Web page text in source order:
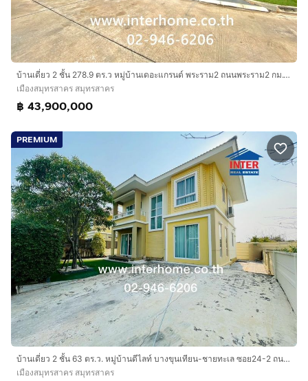
บ้านเดี่ยว 2 ชั้น 278.9 ตร.ว หมู่บ้านเดอะแกรนด์ พระราม2 ถนนพระราม2 กม.17 เมืองสมุทรสาคร สมุทรสาคร
เมืองสมุทรสาคร สมุทรสาคร
฿ 43,900,000
PREMIUM
บ้านเดี่ยว 2 ชั้น 63 ตร.ว. หมู่บ้านดีไลท์ บางขุนเทียน-ชายทะเล ซอย24-2 ถนนพระราม 2 ถนนบางขุนเทียน-ชายทะเล เมืองสมุทรสาคร สมุทรสาคร
เมืองสมุทรสาคร สมุทรสาคร